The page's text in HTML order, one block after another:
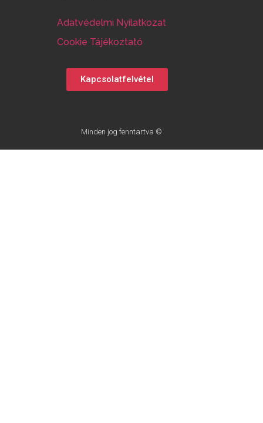
Adatvédelmi Nyilatkozat
Cookie Tájékoztató
Kapcsolatfelvétel
Minden jog fenntartva ©